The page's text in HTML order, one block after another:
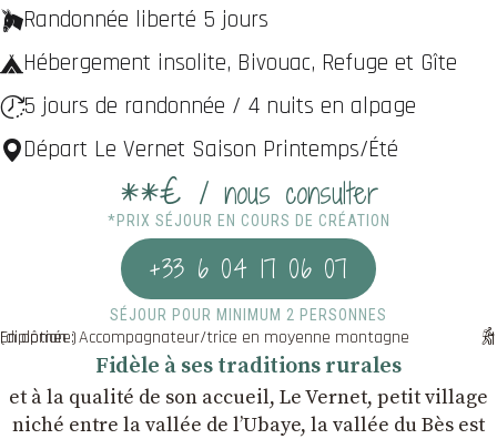
Randonnée liberté 5 jours
Hébergement insolite, Bivouac, Refuge et Gîte
5 jours de randonnée / 4 nuits en alpage
Départ Le Vernet Saison Printemps/Été
**€ / nous consulter
*PRIX SÉJOUR EN COURS DE CRÉATION
+33 6 04 17 06 07
SÉJOUR POUR MINIMUM 2 PERSONNES
En option : Accompagnateur/trice en moyenne montagne (diplômée)
Fidèle à ses traditions rurales
et à la qualité de son accueil, Le Vernet, petit village
niché entre la vallée de l’Ubaye, la vallée du Bès est